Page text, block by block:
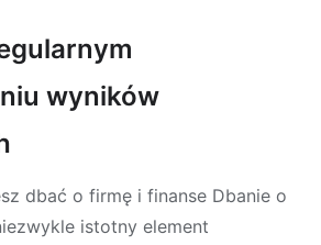
wyników
dbać o firmę i finanse Dbanie o
istotny element